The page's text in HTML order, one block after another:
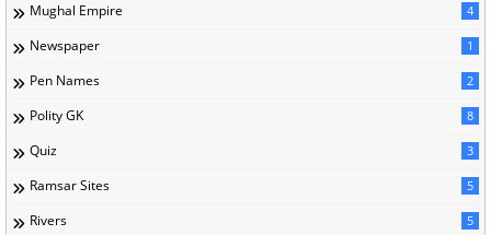
Mughal Empire 4
Newspaper 1
Pen Names 2
Polity GK 8
Quiz 3
Ramsar Sites 5
Rivers 5